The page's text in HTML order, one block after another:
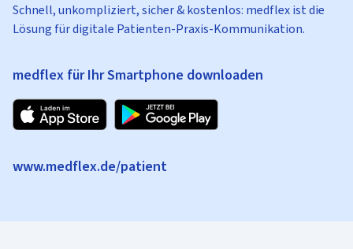
Schnell, unkompliziert, sicher & kostenlos: medflex ist die
Lösung für digitale Patienten-Praxis-Kommunikation.
medflex für Ihr Smartphone downloaden
www.medflex.de/patient